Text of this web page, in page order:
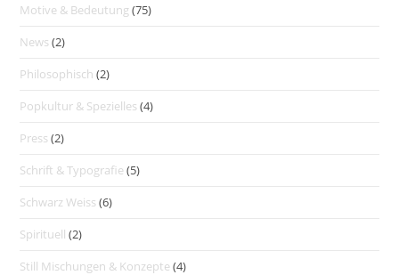
Motive & Bedeutung (75)
News (2)
Philosophisch (2)
Popkultur & Spezielles (4)
Press (2)
Schrift & Typografie (5)
Schwarz Weiss (6)
Spirituell (2)
Still Mischungen & Konzepte (4)